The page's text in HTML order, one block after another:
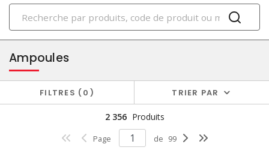
PRODUITS
éclairage
Ampoules
FILTRES 0 TRIER PAR
2 356 Produits
Page de 99